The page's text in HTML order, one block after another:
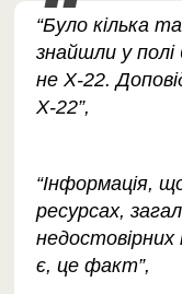
“Було кілька
знайшли у полі
не Х-22.
Х-22”,
“Інформація,
ресурсах,
недостовірних
є, це факт”,